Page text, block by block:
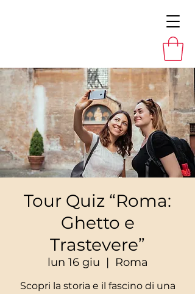
Tour Quiz “Roma:
Ghetto e
Trastevere”
lun 16 giu
  |
Roma
Scopri la storia e il fascino di una